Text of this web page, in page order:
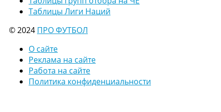
Таблицы Лиги Наций
© 2024 ПРО ФУТБОЛ
О сайте
Реклама на сайте
Работа на сайте
Политика конфиденциальности